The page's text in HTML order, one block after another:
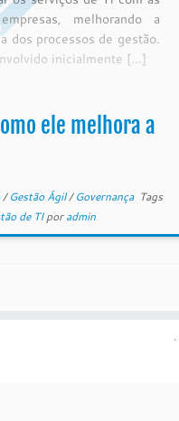
melhorando a
dos processos de gestão.
inicialmente […]
ele melhora a
/Gestão Ágil/Governança Tags
de TIporadmin
·